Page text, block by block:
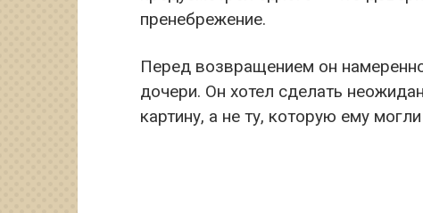
пренебрежение.
Перед возвращением он
дочери. Он хотел сделать
картину, а не ту, которую ему